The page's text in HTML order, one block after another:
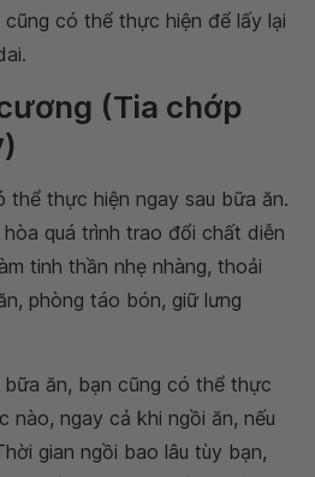
cũng có thể thực hiện để lấy lại
(Tia chớp
thực hiện ngay sau bữa ăn.
quá trình trao đổi chất diễn
tinh thần nhẹ nhàng, thoải
phòng táo bón, giữ lưng
ăn, bạn cũng có thể thực
nào, ngay cả khi ngồi ăn, nếu
gian ngồi bao lâu tùy bạn,